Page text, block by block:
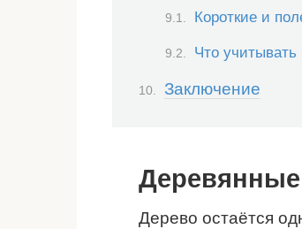
Короткие и
Что
Заключение
Деревянные
Дерево остаётся